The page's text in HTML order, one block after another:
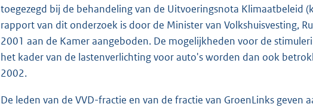
toegezegd bij de behandeling van de Uitvoeringsnota Klimaatbeleid
rapport van dit onderzoek is door de Minister van Volkshuisvesting,
2001 aan de Kamer aangeboden. De mogelijkheden voor de
het kader van de lastenverlichting voor auto's worden dan ook
2002.
De leden van de VVD-fractie en van de fractie van GroenLinks geven